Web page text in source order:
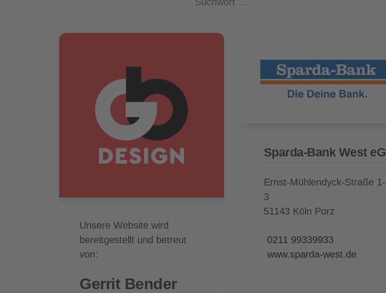
Unsere Website wird
bereitgestellt und betreut
von:
Gerrit Bender
Sparda-Bank West eG
Ernst-Mühlendyck-Straße 1-
3
51143 Köln Porz
0211 99339933
www.sparda-west.de